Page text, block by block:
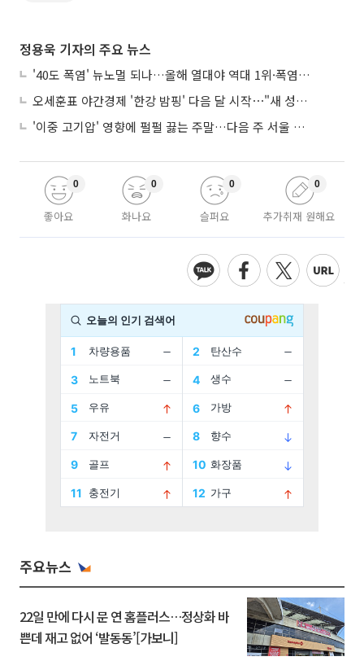
정용욱 기자의 주요 뉴스
'40도 폭염' 뉴노멀 되나…올해 열대야 역대 1위·폭염일수 평년 3배 넘어
오세훈표 야간경제 '한강 밤핑' 다음 달 시작⋯"새 성장동력 만들 것"
'이중 고기압' 영향에 펄펄 끓는 주말…다음 주 서울 포함 서쪽이 더 덥다
좋아요
0
화나요
0
슬퍼요
0
추가취재 원해요
0
주요뉴스
22일 만에 다시 문 연 홈플러스…정상화 바
쁜데 재고 없어 ‘발동동’[가보니]